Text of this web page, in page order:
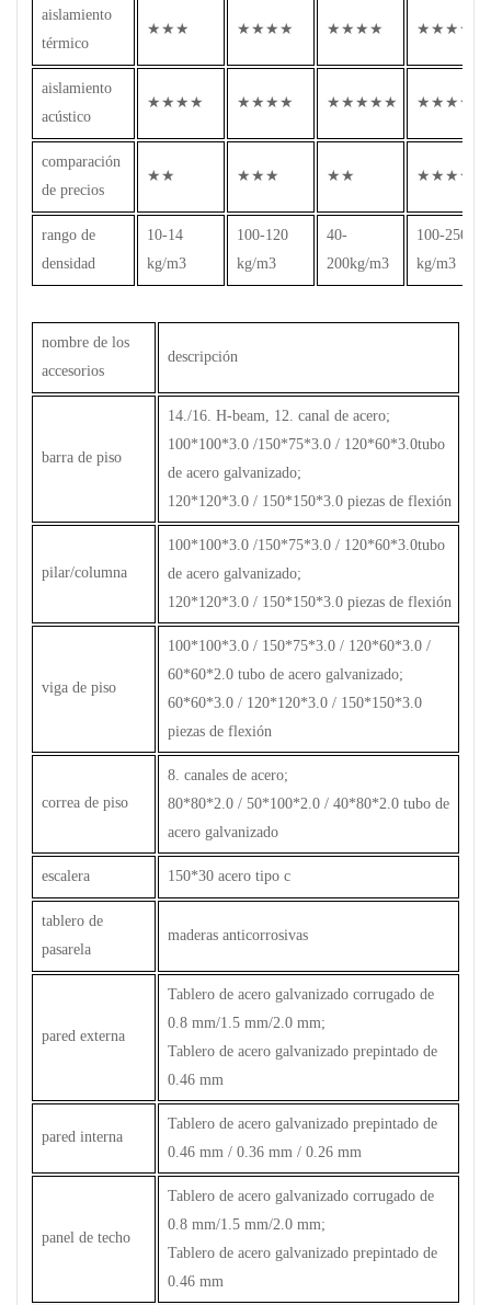
aislamiento
térmico
★★★ ★★★★ ★★★★ ★★★★
aislamiento
acústico
★★★★ ★★★★ ★★★★★ ★★★★
comparación
de precios
★★ ★★★ ★★ ★★★★
rango de
densidad
10-14
kg/m3
100-120
kg/m3
40-
200kg/m3
100-250
kg/m3
nombre de los
accesorios
descripción
barra de piso
14./16. H-beam, 12. canal de acero;
100*100*3.0 /150*75*3.0 / 120*60*3.0tubo
de acero galvanizado;
120*120*3.0 / 150*150*3.0 piezas de flexión
pilar/columna
100*100*3.0 /150*75*3.0 / 120*60*3.0tubo
de acero galvanizado;
120*120*3.0 / 150*150*3.0 piezas de flexión
viga de piso
100*100*3.0 / 150*75*3.0 / 120*60*3.0 /
60*60*2.0 tubo de acero galvanizado;
60*60*3.0 / 120*120*3.0 / 150*150*3.0
piezas de flexión
correa de piso
8. canales de acero;
80*80*2.0 / 50*100*2.0 / 40*80*2.0 tubo de
acero galvanizado
escalera 150*30 acero tipo c
tablero de
pasarela
maderas anticorrosivas
pared externa
Tablero de acero galvanizado corrugado de
0.8 mm/1.5 mm/2.0 mm;
Tablero de acero galvanizado prepintado de
0.46 mm
pared interna
Tablero de acero galvanizado prepintado de
0.46 mm / 0.36 mm / 0.26 mm
panel de techo
Tablero de acero galvanizado corrugado de
0.8 mm/1.5 mm/2.0 mm;
Tablero de acero galvanizado prepintado de
0.46 mm